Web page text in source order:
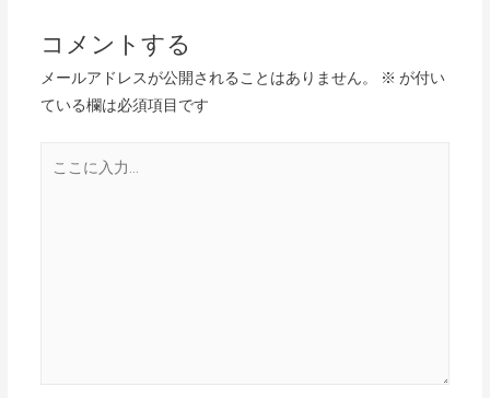
コメントする
メールアドレスが公開されることはありません。 ※ が付い
ている欄は必須項目です